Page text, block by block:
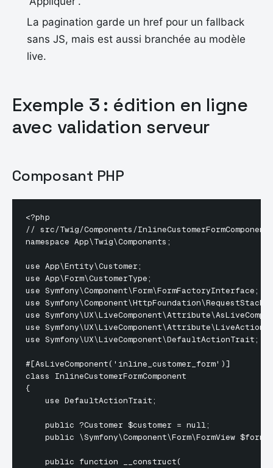
La pagination garde un href pour un fallback
sans JS, mais est aussi branchée au modèle
live.
Exemple 3 : édition en ligne
avec validation serveur
Composant PHP
<?php
// src/Twig/Components/
namespace App\Twig\Components;
use App\Entity\Customer;
use App\Form\CustomerType;
use Symfony\Component\Form\FormFactoryInterface;
use Symfony\Component\HttpFoundation\RequestStack;
use
use Symfony\UX\LiveComponent\Attribute\LiveAction;
use Symfony\UX\LiveComponent\DefaultActionTrait;
#[AsLiveComponent('inline_customer_form')]
class InlineCustomerFormComponent
{
    use DefaultActionTrait;
    public ?Customer $customer = null;
public \Symfony\Component\Form\FormView
    public function __construct(